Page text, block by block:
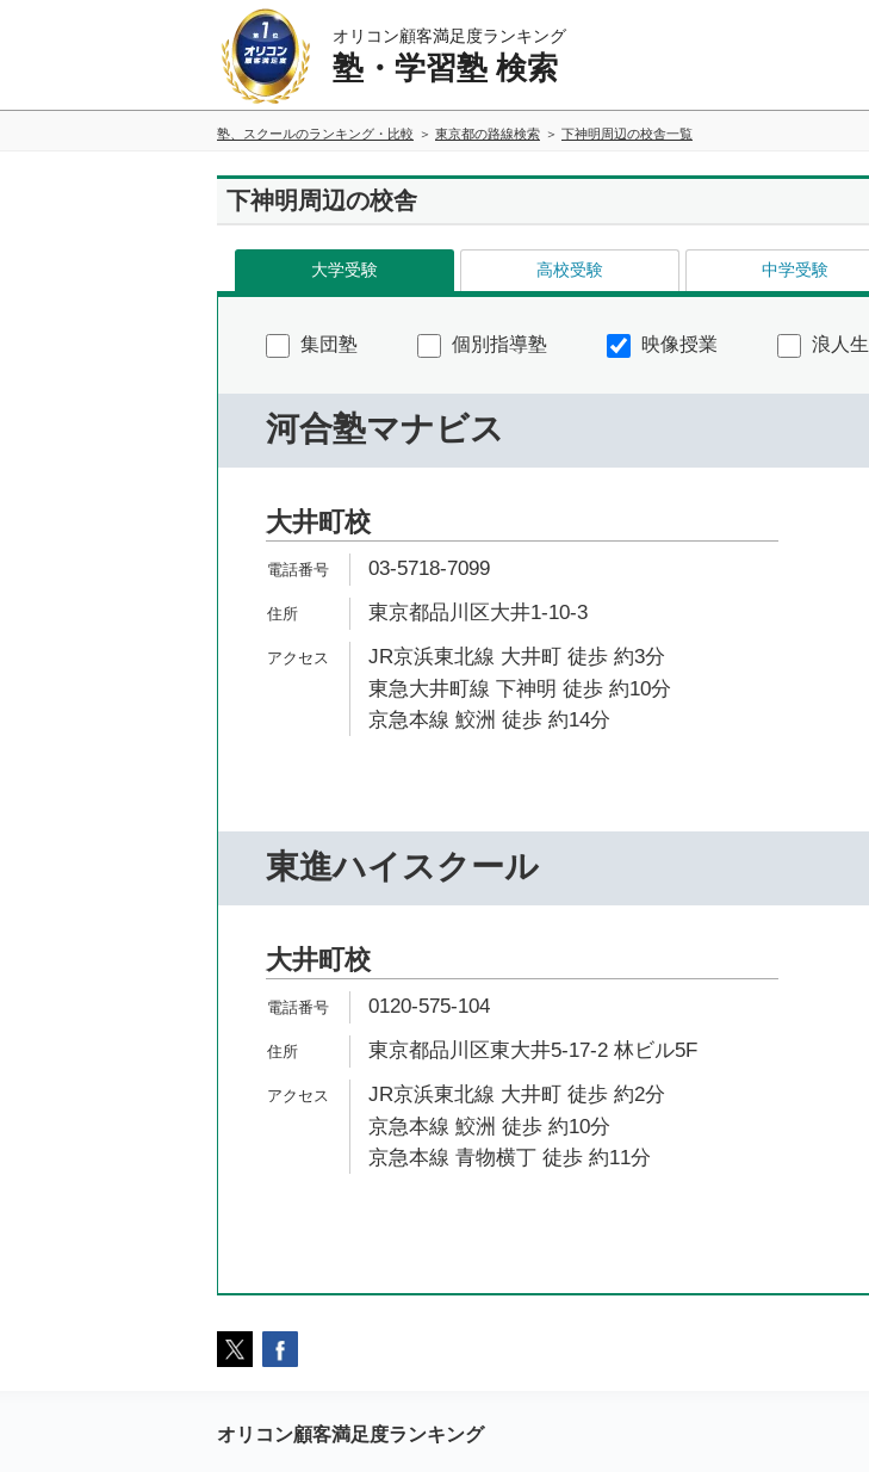
オリコン顧客満足度ランキング
塾・学習塾 検索
塾、スクールのランキング・比較 東京都の路線検索 下神明周辺の校舎一覧
下神明周辺の校舎
大学受験 高校受験 中学受験
集団塾 個別指導塾 映像授業 浪人生
河合塾マナビス
大井町校
03-5718-7099
東京都品川区大井1-10-3
JR京浜東北線 大井町 徒歩 約3分
東急大井町線 下神明 徒歩 約10分
京急本線 鮫洲 徒歩 約14分
東進ハイスクール
大井町校
0120-575-104
東京都品川区東大井5-17-2 林ビル5F
JR京浜東北線 大井町 徒歩 約2分
京急本線 鮫洲 徒歩 約10分
京急本線 青物横丁 徒歩 約11分
オリコン顧客満足度ランキング